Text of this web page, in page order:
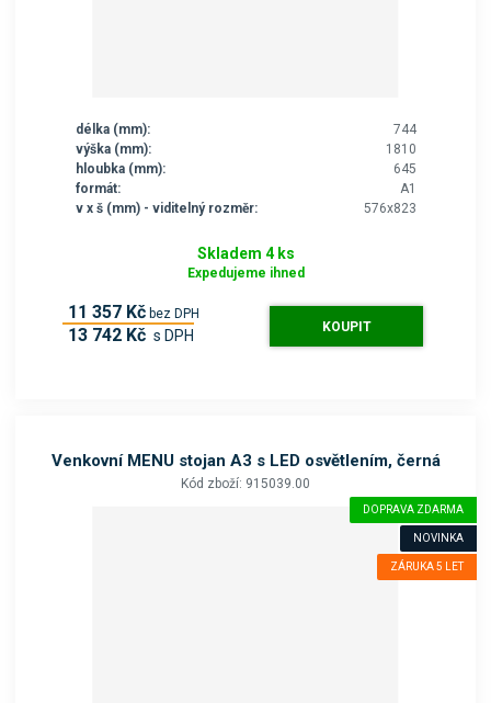
délka (mm):
744
výška (mm):
1810
hloubka (mm):
645
formát:
A1
v x š (mm) - viditelný rozměr:
576x823
Skladem 4 ks
Expedujeme ihned
11 357 Kč bez DPH
13 742 Kč s DPH KOUPIT
Venkovní MENU stojan A3 s LED osvětlením, černá
Kód zboží: 915039.00
DOPRAVA ZDARMA
NOVINKA
ZÁRUKA 5 LET